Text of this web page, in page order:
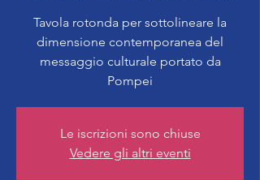
Tavola rotonda per sottolineare la
dimensione contemporanea del
messaggio culturale portato da
Le iscrizioni sono chiuse
Vedere gli altri eventi